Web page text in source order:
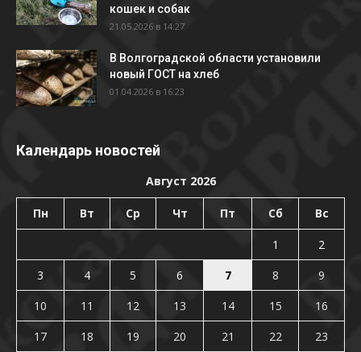
кошек и собак
21.05.2026 в 14:27
В Волгоградской области установили
новый ГОСТ на хлеб
01.04.2026 в 16:23
Календарь новостей
Август 2026
Пн Вт Ср Чт Пт Сб Вс
1
2
3
4 5 6 7 8
9
10
11 12 13 14 15
16
17
18 19 20 21 22
23